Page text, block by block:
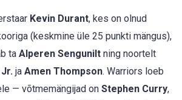
Kevin Durant, kes on olnud
(keskmine üle 25 punkti mängus),
ta Alperen Sengunilt ning noortelt
ja Amen Thompson. Warriors loeb
— võtmemängijad on Stephen Curry,